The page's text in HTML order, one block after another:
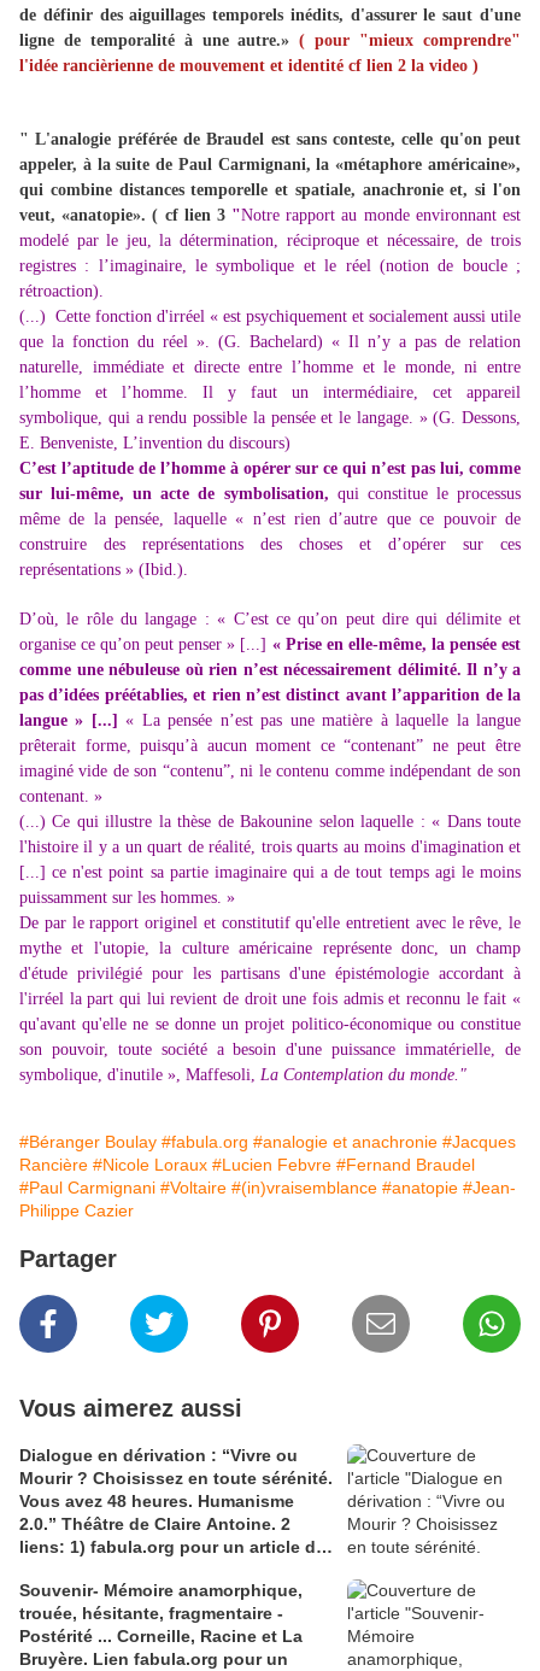
de définir des aiguillages temporels inédits, d'assurer le saut d'une
ligne de temporalité à une autre.»( pour "mieux comprendre"
l'idée rancièrienne de mouvement et identité cf lien 2 la video )
" L'analogie préférée de Braudel est sans conteste, celle qu'on peut
appeler, à la suite de Paul Carmignani, la «métaphore américaine»,
qui combine distances temporelle et spatiale, anachronie et, si l'on
veut, «anatopie». ( cf lien 3 "Notre rapport au monde environnant est
modelé par le jeu, la détermination, réciproque et nécessaire, de trois
registres : l’imaginaire, le symbolique et le réel (notion de boucle ;
rétroaction).
(...) Cette fonction d'irréel « est psychiquement et socialement aussi utile
que la fonction du réel ». (G. Bachelard) « Il n’y a pas de relation
naturelle, immédiate et directe entre l’homme et le monde, ni entre
l’homme et l’homme. Il y faut un intermédiaire, cet appareil
symbolique, qui a rendu possible la pensée et le langage. » (G. Dessons,
E. Benveniste, L’invention du discours)
C’est l’aptitude de l’homme à opérer sur ce qui n’est pas lui, comme
sur lui-même, un acte de symbolisation, qui constitue le processus
même de la pensée, laquelle « n’est rien d’autre que ce pouvoir de
construire des représentations des choses et d’opérer sur ces
représentations » (Ibid.).
D’où, le rôle du langage : « C’est ce qu’on peut dire qui délimite et
organise ce qu’on peut penser » [...] « Prise en elle-même, la pensée est
comme une nébuleuse où rien n’est nécessairement délimité. Il n’y a
pas d’idées préétablies, et rien n’est distinct avant l’apparition de la
langue » [...] « La pensée n’est pas une matière à laquelle la langue
prêterait forme, puisqu’à aucun moment ce “contenant” ne peut être
imaginé vide de son “contenu”, ni le contenu comme indépendant de son
contenant. »
(...) Ce qui illustre la thèse de Bakounine selon laquelle : « Dans toute
l'histoire il y a un quart de réalité, trois quarts au moins d'imagination et
[...] ce n'est point sa partie imaginaire qui a de tout temps agi le moins
puissamment sur les hommes. »
De par le rapport originel et constitutif qu'elle entretient avec le rêve, le
mythe et l'utopie, la culture américaine représente donc, un champ
d'étude privilégié pour les partisans d'une épistémologie accordant à
l'irréel la part qui lui revient de droit une fois admis et reconnu le fait «
qu'avant qu'elle ne se donne un projet politico-économique ou constitue
son pouvoir, toute société a besoin d'une puissance immatérielle, de
symbolique, d'inutile », Maffesoli, La Contemplation du monde."
#Béranger Boulay #fabula.org #analogie et anachronie #Jacques
Rancière #Nicole Loraux #Lucien Febvre #Fernand Braudel
#Paul Carmignani #Voltaire #(in)vraisemblance #anatopie #Jean-
Philippe Cazier
Partager
Vous aimerez aussi
Dialogue en dérivation : “Vivre ou
Mourir ? Choisissez en toute sérénité.
Vous avez 48 heures. Humanisme
2.0.” Théâtre de Claire Antoine. 2
liens: 1) fabula.org pour un article de
ou le désir, d’ailleurs ?''; 2)
fr.wikipedia.org pour l'article
''Euthanasie''
Souvenir- Mémoire anamorphique,
trouée, hésitante, fragmentaire -
Postérité ... Corneille, Racine et La
Bruyère. Lien fabula.org pour un